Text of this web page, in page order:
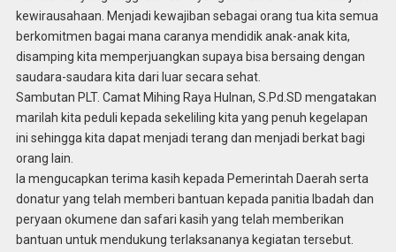
kewirausahaan. Menjadi kewajiban sebagai orang tua kita semua
berkomitmen bagai mana caranya mendidik anak-anak kita,
disamping kita memperjuangkan supaya bisa bersaing dengan
saudara-saudara kita dari luar secara sehat.
Sambutan PLT. Camat Mihing Raya Hulnan, S.Pd.SD mengatakan
marilah kita peduli kepada sekeliling kita yang penuh kegelapan
ini sehingga kita dapat menjadi terang dan menjadi berkat bagi
orang lain.
Ia mengucapkan terima kasih kepada Pemerintah Daerah serta
donatur yang telah memberi bantuan kepada panitia Ibadah dan
peryaan okumene dan safari kasih yang telah memberikan
bantuan untuk mendukung terlaksananya kegiatan tersebut.